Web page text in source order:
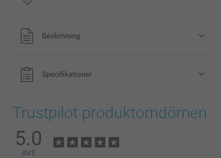
Klar vätska
Alla priser är i svenska kronor (SEK), inklusive moms och
exklusive porto.
Beskrivning
Specifikationer
Trustpilot produktomdömen
5.0
AV5